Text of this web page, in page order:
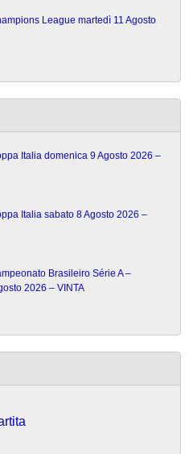
League martedì 11 Agosto
Italia domenica 9 Agosto 2026 –
Italia sabato 8 Agosto 2026 –
Brasileiro Série A –
2026 – VINTA